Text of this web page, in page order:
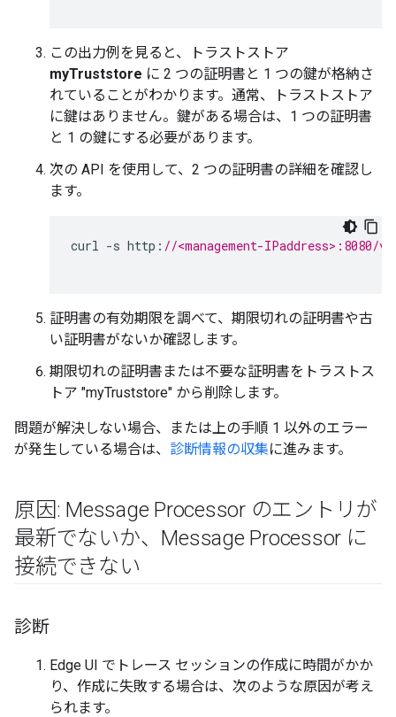
この出力例を見ると、トラストストア
myTruststore に 2 つの証明書と 1 つの鍵が格納さ
れていることがわかります。通常、トラストストア
に鍵はありません。鍵がある場合は、1 つの証明書
と 1 の鍵にする必要があります。
次の API を使用して、2 つの証明書の詳細を確認し
ます。
curl -s http : //<management-IPaddress>:8080/
証明書の有効期限を調べて、期限切れの証明書や古
い証明書がないか確認します。
期限切れの証明書または不要な証明書をトラストス
トア "myTruststore" から削除します。
問題が解決しない場合、または上の手順 1 以外のエラー
が発生している場合は、 診断情報の収集に進みます。
原因: Message Processor のエントリが
最新でないか、Message Processor に
接続できない
診断
Edge UI でトレース セッションの作成に時間がかか
り、作成に失敗する場合は、次のような原因が考え
られます。